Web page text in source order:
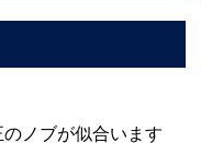
ノブが似合います